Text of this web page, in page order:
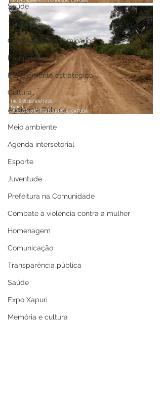
Saúde
Turismo
Conferências e seminários
Patrimônio
Planejamento estratégico
Cultura
Audiência Pública
Meio ambiente
Agenda intersetorial
Esporte
Juventude
Prefeitura na Comunidade
Combate à violência contra a mulher
Homenagem
Comunicação
Transparência pública
Saúde
Expo Xapuri
Memória e cultura